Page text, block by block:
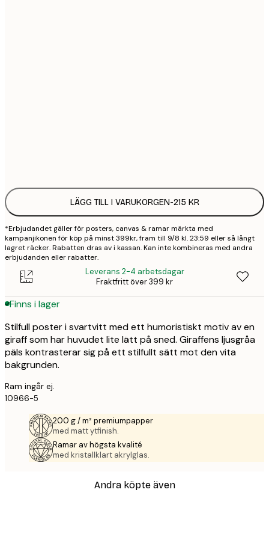
LÄGG TILL I VARUKORGEN-215 KR
*Erbjudandet gäller för posters, canvas & ramar märkta med
kampanjikonen för köp på minst 399kr, fram till 9/8 kl. 23:59 eller så långt
lagret räcker. Rabatten dras av i kassan. Kan inte kombineras med andra
erbjudanden eller rabatter.
Leverans 2-4 arbetsdagar
Fraktfritt över 399 kr
Finns i lager
Stilfull poster i svartvitt med ett humoristiskt motiv av en
giraff som har huvudet lite lätt på sned. Giraffens ljusgråa
päls kontrasterar sig på ett stilfullt sätt mot den vita
bakgrunden.
Ram ingår ej.
10966-5
200 g / m² premiumpapper
med matt ytfinish.
Ramar av högsta kvalité
med kristallklart akrylglas.
Andra köpte även